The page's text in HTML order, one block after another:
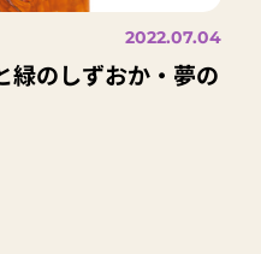
2022.07.04
緑のしずおか・夢の